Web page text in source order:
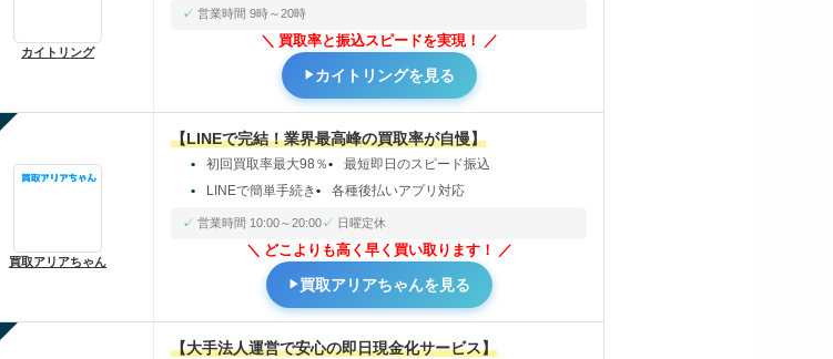
カイトリング
営業時間 9時～20時
買取率と振込スピードを実現！
カイトリングを見る
買取アリアちゃん
【LINEで完結！業界最高峰の買取率が自慢】
初回買取率最大98％
最短即日のスピード振込
LINEで簡単手続き
各種後払いアプリ対応
営業時間 10:00～20:00 日曜定休
どこよりも高く早く買い取ります！
買取アリアちゃんを見る
【大手法人運営で安心の即日現金化サービス】